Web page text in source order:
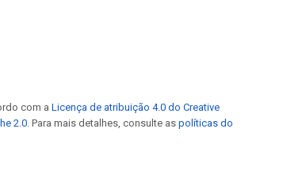
com a Licença de atribuição 4.0 do Creative
2.0. Para mais detalhes, consulte as políticas do